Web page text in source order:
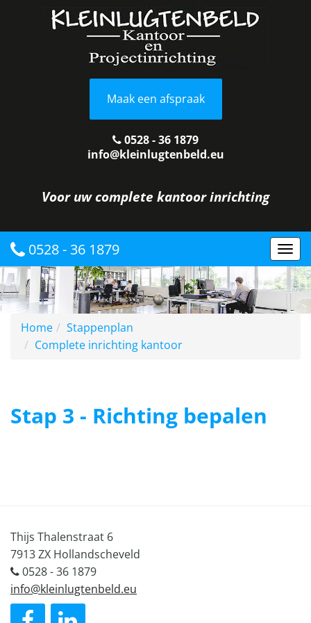
Maak een afspraak
0528 - 36 1879
info@kleinlugtenbeld.eu
Voor uw complete kantoor inrichting
0528 - 36 1879
Home
Stappenplan
Complete inrichting kantoor
Stap 3 - Richting bepalen
Thijs Thalenstraat 6
7913 ZX Hollandscheveld
0528 - 36 1879
info@kleinlugtenbeld.eu